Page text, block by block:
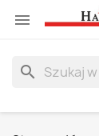

search